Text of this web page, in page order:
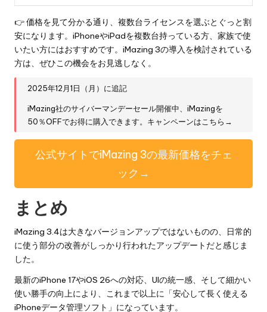
👉 価格を見て分かる通り、複数台ライセンスを選ぶとぐっと割
安になります。iPhoneやiPadを複数台持っている方、家族で使
いたい方にはおすすめです。iMazing 3の導入を検討されている
方は、ぜひこの機会をお見逃しなく。
2025年12月1日（月）に追記
iMazing社のサイバーマンデーセール開催中、iMazingを
50％OFFでお得に購入できます。 キャンペーンはこちら→
公式サイトでiMazing 3の最新価格をチェ
ック→
まとめ
iMazing 3.4は大きなバージョンアップではないものの、日常的
に使う部分の改善がしっかり行われたアップデートだと感じま
した。
最新のiPhone 17やiOS 26への対応、UIの統一感、そして細かい
使い勝手の向上により、これまで以上に「安心して長く使える
iPhoneデータ管理ソフト」になっています。